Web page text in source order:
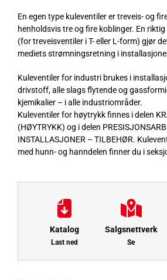
En egen type kuleventiler er treveis- og
henholdsvis tre og fire koblinger. En
(for treveisventiler i T- eller L-form) gjør
mediets strømningsretning i
Kuleventiler for industri brukes i
drivstoff, alle slags flytende og
kjemikalier – i alle industriområder.
Kuleventiler for høytrykk finnes i delen
(HØYTRYKK) og i delen
INSTALLASJONER – TILBEHØR.
med hunn- og hanndelen finner du i
Katalog
Last ned
Salgsnettverk
Se